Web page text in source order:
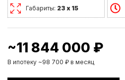
Габариты: 23 х 15
~11 844 000 ₽
В ипотеку ~98 700 ₽ в месяц